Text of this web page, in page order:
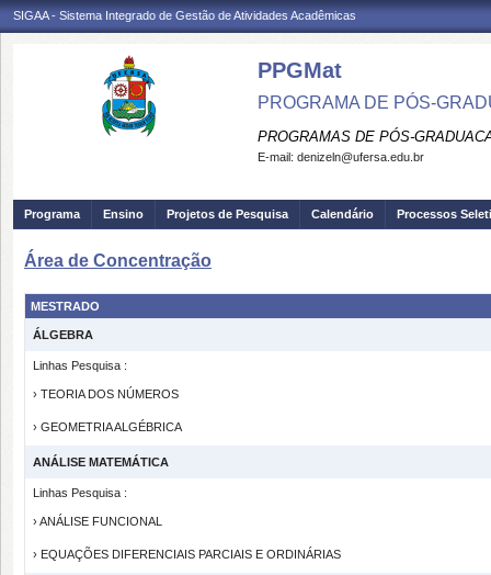
SIGAA - Sistema Integrado de Gestão de Atividades Acadêmicas
PPGMat
PROGRAMA DE PÓS-
PROGRAMAS DE PÓS-
E-mail: denizeln@ufersa.edu.br
Programa Ensino Projetos de Pesquisa Calendário Processos
Área de Concentração
MESTRADO
ÁLGEBRA
Linhas Pesquisa :
› TEORIA DOS NÚMEROS
› GEOMETRIA ALGÉBRICA
ANÁLISE MATEMÁTICA
Linhas Pesquisa :
› ANÁLISE FUNCIONAL
› EQUAÇÕES DIFERENCIAIS PARCIAIS E ORDINÁRIAS